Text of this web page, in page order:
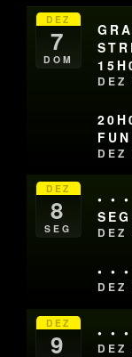
DEZ
7
DOM
DEZ
DEZ
8
SEG
• •
DEZ
• •
DEZ
DEZ
9 • •
DEZ